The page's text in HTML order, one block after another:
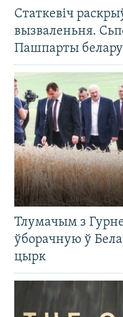
Статкевіч
вызваленьня.
Пашпарты
Тлумачым з
ўборачную ў
цырк